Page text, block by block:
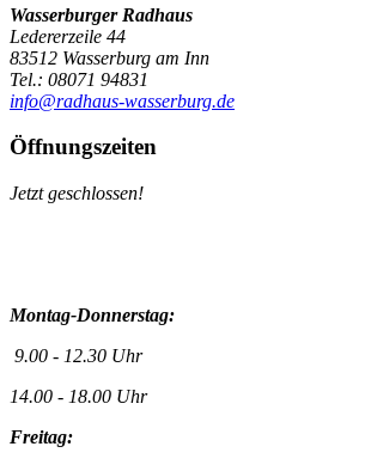
Wasserburger Radhaus
Ledererzeile 44
83512 Wasserburg am Inn
Tel.: 08071 94831
info@radhaus-wasserburg.de
Öffnungszeiten
Jetzt geschlossen!
Montag-Donnerstag:
9.00 - 12.30 Uhr
14.00 - 18.00 Uhr
Freitag: